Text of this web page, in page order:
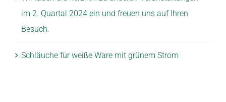
im 2. Quartal 2024 ein und freuen uns auf Ihren
Besuch.
Schläuche für weiße Ware mit grünem Strom